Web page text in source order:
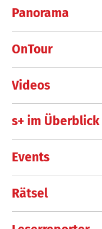
Panorama
OnTour
Videos
s+ im Überblick
Events
Rätsel